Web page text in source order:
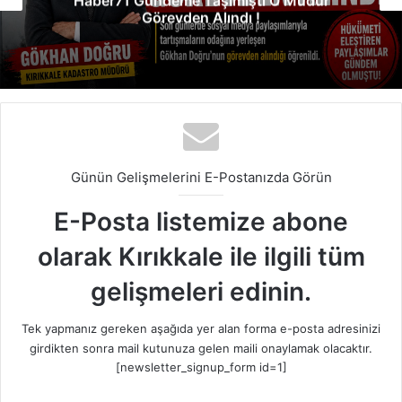
Görevden Alındı !
Günün Gelişmelerini E-Postanızda Görün
E-Posta listemize abone
olarak Kırıkkale ile ilgili tüm
gelişmeleri edinin.
Tek yapmanız gereken aşağıda yer alan forma e-posta adresinizi
girdikten sonra mail kutunuza gelen maili onaylamak olacaktır.
[newsletter_signup_form id=1]